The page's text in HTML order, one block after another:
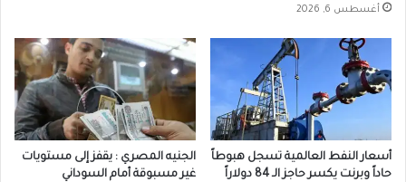
أغسطس 6, 2026
أسعار النفط العالمية تسجل هبوطاً
حاداً وبرنت يكسر حاجز الـ 84 دولاراً
الجنيه المصري : يقفز إلى مستويات
غير مسبوقة أمام السوداني